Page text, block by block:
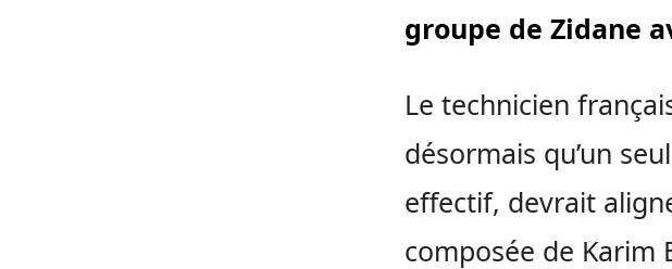
groupe de Zidane
Le technicien
désormais qu’un
effectif, devrait
composée de Karim